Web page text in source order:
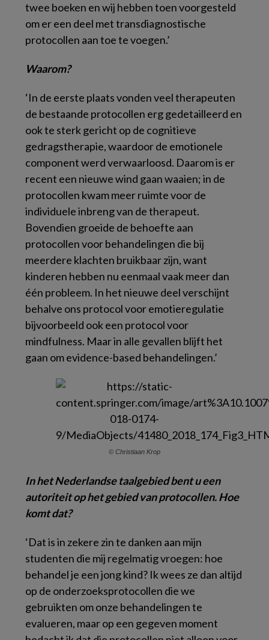
twee boeken en wij hebben toen voorgesteld
om er een deel met transdiagnostische
protocollen aan toe te voegen.’
Waarom?
‘In de eerste plaats vonden veel therapeuten
de bestaande protocollen erg gedetailleerd en
ook te sterk gericht op de cognitieve
gedragstherapie, waardoor de emotionele
component werd verwaarloosd. Daarom is er
recent een nieuwe wind gaan waaien; in de
protocollen kwam meer ruimte voor de
individuele inbreng van de therapeut.
Bovendien groeide de behoefte aan
protocollen voor behandelingen die bij
meerdere klachten bruikbaar zijn, want
kinderen hebben nu eenmaal vaak meer dan
één probleem. In het nieuwe deel verschijnt
behalve ons protocol voor emotieregulatie
bijvoorbeeld ook een protocol voor
mindfulness. Maar in alle gevallen blijft het
gaan om evidence-based behandelingen.’
© Christiaan Krop
In het Nederlandse taalgebied bent u een
autoriteit op het gebied van protocollen. Hoe
komt dat?
‘Dat is in zekere zin te danken aan mijn
studenten die mij regelmatig vroegen: hoe
behandel je een jong kind? Ik wees ze dan altijd
op de onderzoeksprotocollen die we
gebruikten om onze behandelingen te
evalueren, maar op een gegeven moment